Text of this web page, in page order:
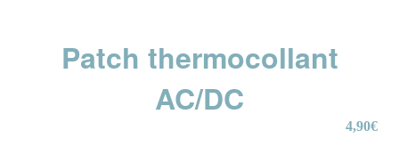
Patch thermocollant
AC/DC
4,90€